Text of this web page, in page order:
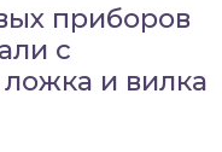
приборов
с
и вилка